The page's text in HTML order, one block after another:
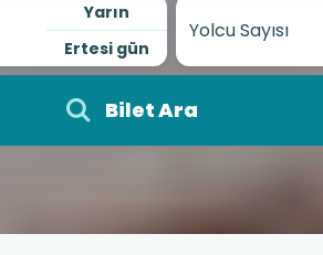
Yarın
Ertesi gün
Yolcu Sayısı
Bilet Ara